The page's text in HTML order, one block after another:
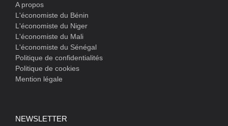
A propos
L'économiste du Bénin
L'économiste du Niger
L'économiste du Mali
L'économiste du Sénégal
Politique de confidentialités
Politique de cookies
Mention légale
NEWSLETTER